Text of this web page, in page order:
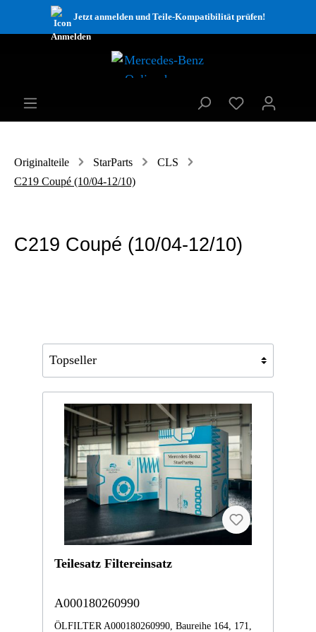
Jetzt anmelden und Teile-Kompatibilität prüfen!
Originalteile StarParts
CLS
C219 Coupé (10/04-12/10)
C219 Coupé (10/04-12/10)
Teilesatz Filtereinsatz
A000180260990
ÖLFILTER A000180260990, Baureihe 164, 171,